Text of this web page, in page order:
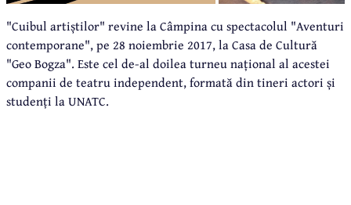
"Cuibul artiștilor" revine la Câmpina cu spectacolul "Aventuri
contemporane", pe 28 noiembrie 2017, la Casa de Cultură
"Geo Bogza". Este cel de-al doilea turneu național al acestei
companii de teatru independent, formată din tineri actori și
studenți la UNATC.